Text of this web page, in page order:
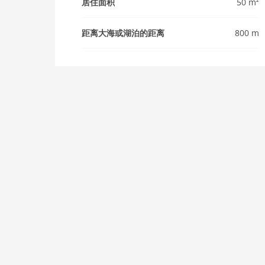
距离大海或湖泊的距离 800 m